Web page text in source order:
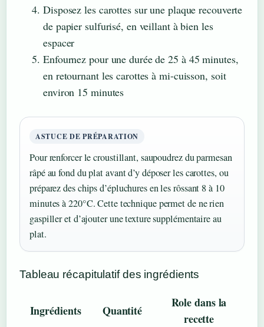
Disposez les carottes sur une plaque recouverte
de papier sulfurisé, en veillant à bien les
espacer
Enfournez pour une durée de 25 à 45 minutes,
en retournant les carottes à mi-cuisson, soit
environ 15 minutes
ASTUCE DE PRÉPARATION
Pour renforcer le croustillant, saupoudrez du parmesan
râpé au fond du plat avant d’y déposer les carottes, ou
préparez des chips d’épluchures en les rôssant 8 à 10
minutes à 220°C. Cette technique permet de ne rien
gaspiller et d’ajouter une texture supplémentaire au
plat.
Tableau récapitulatif des ingrédients
Ingrédients Quantité
Role dans la
recette